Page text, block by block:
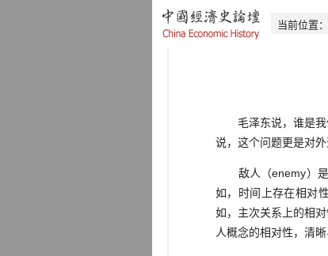
当前位置：
毛泽东说，谁是我
说，这个问题更是对外
敌人（enemy）是
如，时间上存在相对
如，主次关系上的相
人概念的相对性，清